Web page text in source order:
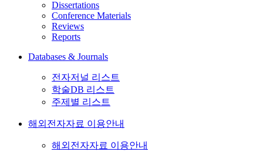
Dissertations
Conference Materials
Reviews
Reports
Databases & Journals
전자저널 리스트
학술DB 리스트
주제별 리스트
해외전자자료 이용안내
해외전자자료 이용안내